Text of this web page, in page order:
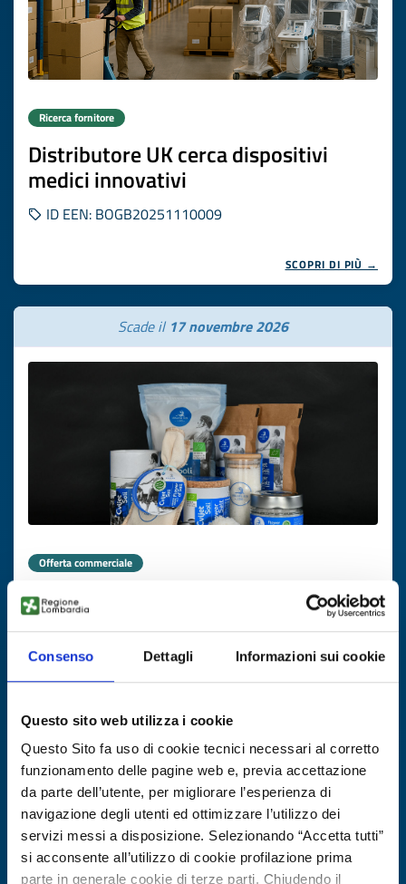
Consenso Dettagli Informazioni sui cookie
Questo sito web utilizza i cookie
Questo Sito fa uso di cookie tecnici necessari al corretto
funzionamento delle pagine web e, previa accettazione
da parte dell’utente, per migliorare l’esperienza di
navigazione degli utenti ed ottimizzare l’utilizzo dei
servizi messi a disposizione. Selezionando “Accetta tutti”
si acconsente all’utilizzo di cookie profilazione prima
parte in generale cookie di terze parti. Chiudendo il
Ricerca fornitore
Distributore UK cerca dispositivi
medici innovativi
ID EEN: BOGB20251110009
SCOPRI DI PIÙ →
Scade il 17 novembre 2026
Offerta commerciale
Salina croata cerca distributori per
sale BIO
ID EEN: BOHR20251105015
Scade il17 novembre 2026